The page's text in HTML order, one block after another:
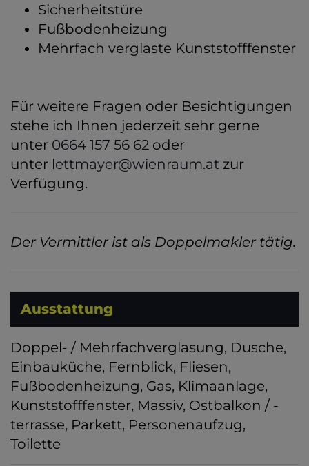
Sicherheitstüre
Fußbodenheizung
Mehrfach verglaste Kunststofffenster
Für weitere Fragen oder Besichtigungen
stehe ich Ihnen jederzeit sehr gerne
unter 0664 157 56 62 oder
unter lettmayer@wienraum.at zur
Verfügung.
Der Vermittler ist als Doppelmakler tätig.
Ausstattung
Doppel- / Mehrfachverglasung Dusche
Einbauküche Fernblick Fliesen
Fußbodenheizung Gas Klimaanlage
Kunststofffenster Massiv Ostbalkon / -
terrasse Parkett Personenaufzug
Toilette